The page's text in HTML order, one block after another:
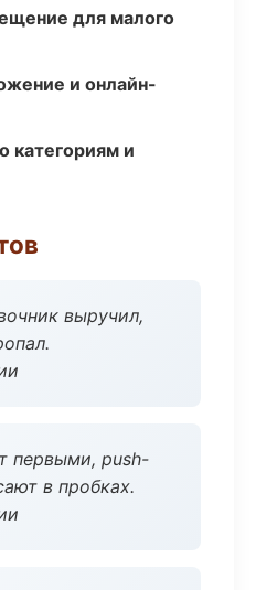
для малого
и онлайн-
категориям и
выручил,
первыми, push-
в пробках.